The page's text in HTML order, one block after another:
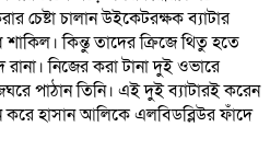
চেষ্টা চালান উইকেটরক্ষক ব্যাটার
কিন্তু তাদের ক্রিজে থিতু হতে
রানা। নিজের করা টানা দুই ওভারে
পাঠান তিনি। এই দুই ব্যাটারই করেন
হাসান আলিকে এলবিডব্লিউর ফাঁদে